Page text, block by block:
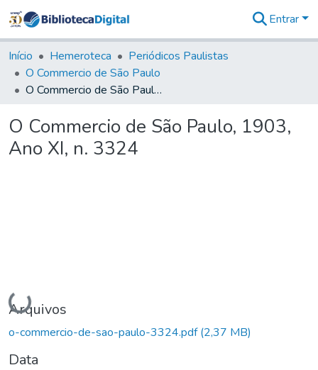
&
Coleções
Tudo na
Biblioteca
Estatísticas
Entrar
Início Hemeroteca
Periódicos Paulistas
O Commercio de São Paulo
O Commercio de São Paulo, 1903, Ano XI, n. 3324
O Commercio de São Paulo, 1903,
Ano XI, n. 3324
Carregando...
Arquivos
o-commercio-de-sao-paulo-3324.pdf(2,37 MB)
Data